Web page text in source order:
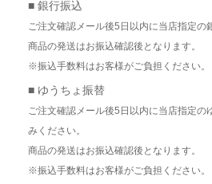
■ 銀行振込
ご注文確認メール後5日以内に当店指定の
商品の発送はお振込確認後となります。
※振込手数料はお客様がご負担ください。
■ ゆうちょ振替
ご注文確認メール後5日以内に当店指定の
みください。
商品の発送はお振込確認後となります。
※振込手数料はお客様がご負担ください。